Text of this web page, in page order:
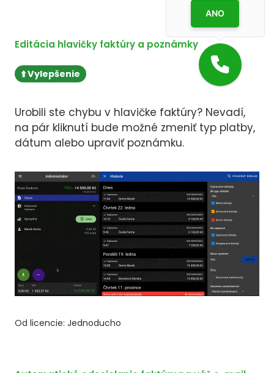
Editácia hlavičky faktúry a poznámky
⬆️ Vylepšenie
Urobili ste chybu v hlavičke faktúry? Nevadí,
na pár kliknutí bude možné zmeniť typ platby,
dátum alebo upraviť poznámku.
Od licencie: Jednoducho
ANO